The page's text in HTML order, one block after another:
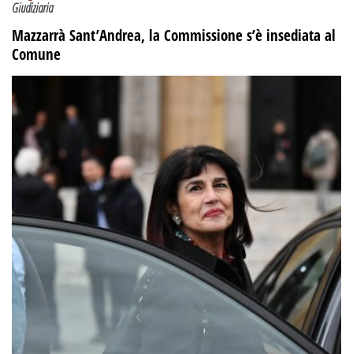
Giudiziaria
Mazzarrà Sant’Andrea, la Commissione s’è insediata al
Comune